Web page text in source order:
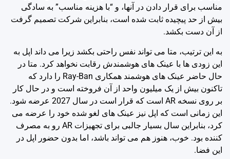
مناسب برای قرار دادن در آنها، و “با هزینه مناسب” به سادگی
بیش از حد پیچیده ثابت شده است، بنابراین شرکت تصمیم گرفت
از آن دست بکشد.
به این ترتیب، متا می تواند نفس راحتی بکشد زیرا می داند اپل به
این زودی ها با عینک های هوشمندش رقابت نخواهد کرد. متا در
حال حاضر عینک های هوشمند همکاری Ray-Ban را دارد که
تاکنون بیش از یک میلیون واحد از آن فروخته است و در حال کار
بر روی نسخه AR است که قرار است در سال 2027 عرضه شود.
این زمانی است که اپل نیز عینک های لغو شده خود را عرضه می
کرد، بنابراین سال بسیار جالبی برای تجهیزات AR رو به مصرف
کننده بود. خوب، هنوز هم می تواند باشد، اما بدون حضور اپل در
این فضا.